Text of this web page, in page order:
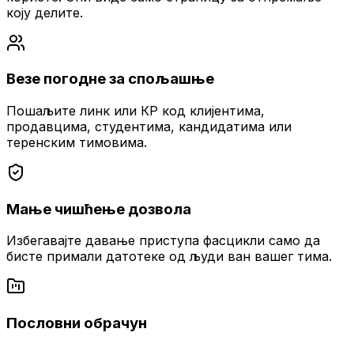
коју делите.
Везе погодне за спољашње
Пошаљите линк или КР код клијентима,
продавцима, студентима, кандидатима или
теренским тимовима.
Мање чишћење дозвола
Избегавајте давање приступа фасцикли само да
бисте примали датотеке од људи ван вашег тима.
Пословни обрачун